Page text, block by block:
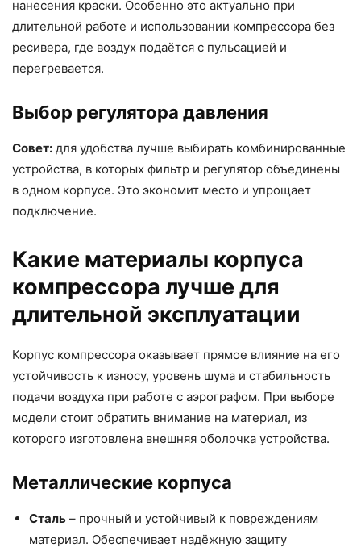
нанесения краски. Особенно это актуально при
длительной работе и использовании компрессора без
ресивера, где воздух подаётся с пульсацией и
перегревается.
Выбор регулятора давления
Совет: для удобства лучше выбирать комбинированные
устройства, в которых фильтр и регулятор объединены
в одном корпусе. Это экономит место и упрощает
подключение.
Какие материалы корпуса
компрессора лучше для
длительной эксплуатации
Корпус компрессора оказывает прямое влияние на его
устойчивость к износу, уровень шума и стабильность
подачи воздуха при работе с аэрографом. При выборе
модели стоит обратить внимание на материал, из
которого изготовлена внешняя оболочка устройства.
Металлические корпуса
Сталь – прочный и устойчивый к повреждениям
материал. Обеспечивает надёжную защиту